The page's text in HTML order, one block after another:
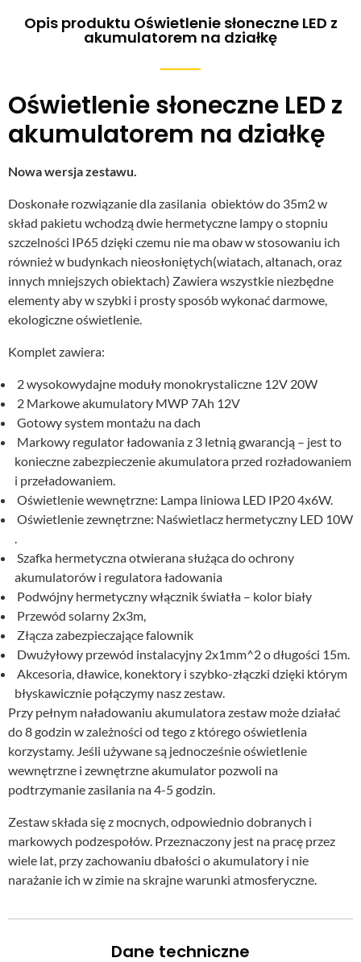
Opis produktu Oświetlenie słoneczne LED z
akumulatorem na działkę
Oświetlenie słoneczne LED z
akumulatorem na działkę
Nowa wersja zestawu.
Doskonałe rozwiązanie dla zasilania obiektów do 35m2 w
skład pakietu wchodzą dwie hermetyczne lampy o stopniu
szczelności IP65 dzięki czemu nie ma obaw w stosowaniu ich
również w budynkach nieosłoniętych(wiatach, altanach, oraz
innych mniejszych obiektach) Zawiera wszystkie niezbędne
elementy aby w szybki i prosty sposób wykonać darmowe,
ekologiczne oświetlenie.
Komplet zawiera:
2 wysokowydajne moduły monokrystaliczne 12V 20W
2 Markowe akumulatory MWP 7Ah 12V
Gotowy system montażu na dach
Markowy regulator ładowania z 3 letnią gwarancją – jest to
konieczne zabezpieczenie akumulatora przed rozładowaniem
i przeładowaniem.
Oświetlenie wewnętrzne: Lampa liniowa LED IP20 4x6W.
Oświetlenie zewnętrzne: Naświetlacz hermetyczny LED 10W
Szafka hermetyczna otwierana służąca do ochrony
akumulatorów i regulatora ładowania
Podwójny hermetyczny włącznik światła – kolor biały
Przewód solarny 2x3m,
Złącza zabezpieczające falownik
Dwużyłowy przewód instalacyjny 2x1mm^2 o długości 15m.
Akcesoria, dławice, konektory i szybko-złączki dzięki którym
błyskawicznie połączymy nasz zestaw.
Przy pełnym naładowaniu akumulatora zestaw może działać
do 8 godzin w zależności od tego z którego oświetlenia
korzystamy. Jeśli używane są jednocześnie oświetlenie
wewnętrzne i zewnętrzne akumulator pozwoli na
podtrzymanie zasilania na 4-5 godzin.
Zestaw składa się z mocnych, odpowiednio dobranych i
markowych podzespołów. Przeznaczony jest na pracę przez
wiele lat, przy zachowaniu dbałości o akumulatory i nie
narażanie ich w zimie na skrajne warunki atmosferyczne.
Dane techniczne